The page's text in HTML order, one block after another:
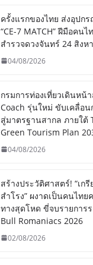
ครั้งแรกของไทย ส่งอุปก
“CE-7 MATCH” ฝีมือคน
สำรวจดวงจันทร์ 24 สิงห
04/08/2026
กรมการท่องเที่ยวเดินหน้
Coach รุ่นใหม่ ขับเคลื่อน
สู่มาตรฐานสากล ภายใต้
Green Tourism Plan
04/08/2026
สร้างประวัติศาสตร์! “เก
สำโรง” ผงาดเป็นคนไท
ทางสุดโหด ขี่จบรายการ
Bull Romaniacs 2026
02/08/2026